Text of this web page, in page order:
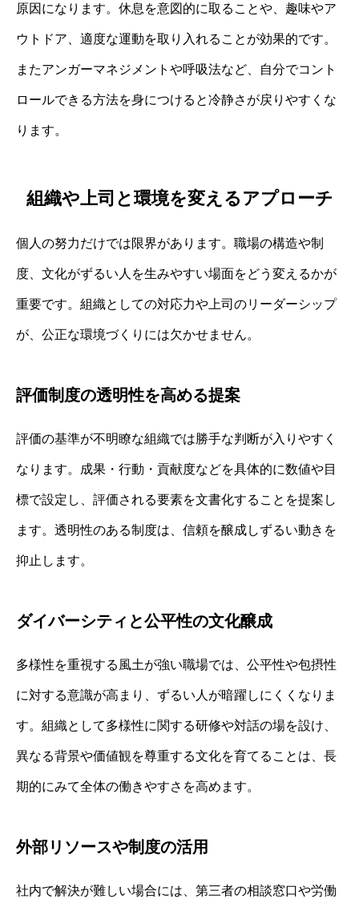
原因になります。休息を意図的に取ることや、趣味やア
ウトドア、適度な運動を取り入れることが効果的です。
またアンガーマネジメントや呼吸法など、自分でコント
ロールできる方法を身につけると冷静さが戻りやすくな
ります。
組織や上司と環境を変えるアプローチ
個人の努力だけでは限界があります。職場の構造や制
度、文化がずるい人を生みやすい場面をどう変えるかが
重要です。組織としての対応力や上司のリーダーシップ
が、公正な環境づくりには欠かせません。
評価制度の透明性を高める提案
評価の基準が不明瞭な組織では勝手な判断が入りやすく
なります。成果・行動・貢献度などを具体的に数値や目
標で設定し、評価される要素を文書化することを提案し
ます。透明性のある制度は、信頼を醸成しずるい動きを
抑止します。
ダイバーシティと公平性の文化醸成
多様性を重視する風土が強い職場では、公平性や包摂性
に対する意識が高まり、ずるい人が暗躍しにくくなりま
す。組織として多様性に関する研修や対話の場を設け、
異なる背景や価値観を尊重する文化を育てることは、長
期的にみて全体の働きやすさを高めます。
外部リソースや制度の活用
社内で解決が難しい場合には、第三者の相談窓口や労働